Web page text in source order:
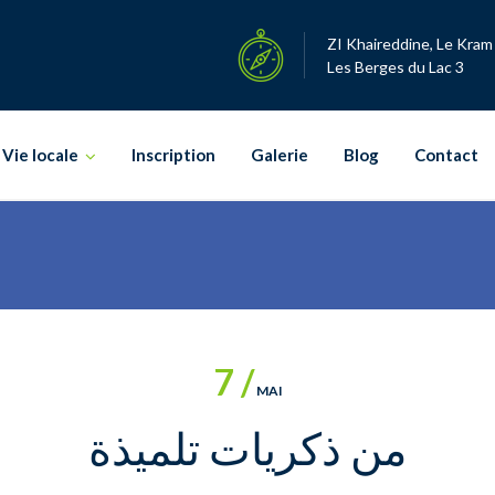
ZI Khaireddine, Le Kram
Les Berges du Lac 3
Vie locale Inscription Galerie Blog Contact
7 / MAI
‎من ذكريات تلميذة